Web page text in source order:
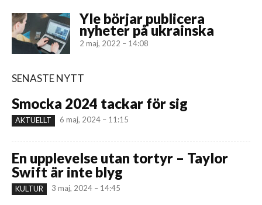
Yle börjar publicera
nyheter på ukrainska
2 maj, 2022 – 14:08
SENASTE NYTT
Smocka 2024 tackar för sig
AKTUELLT 6 maj, 2024 – 11:15
En upplevelse utan tortyr – Taylor
Swift är inte blyg
KULTUR 3 maj, 2024 – 14:45